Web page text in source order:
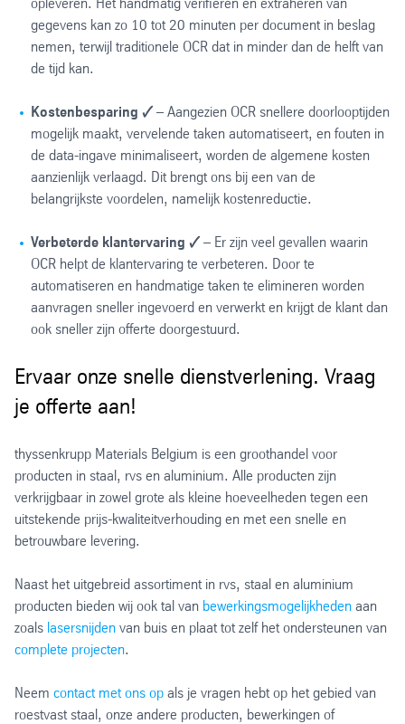
gegevens kan zo 10 tot 20 minuten per document in beslag
nemen, terwijl traditionele OCR dat in minder dan de helft van
de tijd kan.
Kostenbesparing 🗸– Aangezien OCR snellere doorlooptijden
mogelijk maakt, vervelende taken automatiseert, en fouten in
de data-ingave minimaliseert, worden de algemene kosten
aanzienlijk verlaagd. Dit brengt ons bij een van de
belangrijkste voordelen, namelijk kostenreductie.
Verbeterde klantervaring 🗸– Er zijn veel gevallen waarin
OCR helpt de klantervaring te verbeteren. Door te
automatiseren en handmatige taken te elimineren worden
aanvragen sneller ingevoerd en verwerkt en krijgt de klant dan
ook sneller zijn offerte doorgestuurd.
Ervaar onze snelle dienstverlening. Vraag
je offerte aan!
thyssenkrupp Materials Belgium is een groothandel voor
producten in staal, rvs en aluminium. Alle producten zijn
verkrijgbaar in zowel grote als kleine hoeveelheden tegen een
uitstekende prijs-kwaliteitverhouding en met een snelle en
betrouwbare levering.
Naast het uitgebreid assortiment in rvs, staal en aluminium
producten bieden wij ook tal van bewerkingsmogelijkheden aan
zoals lasersnijden van buis en plaat tot zelf het ondersteunen van
complete projecten.
Neem contact met ons op als je vragen hebt op het gebied van
roestvast staal, onze andere producten, bewerkingen of